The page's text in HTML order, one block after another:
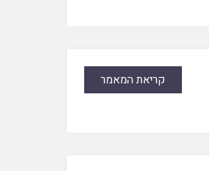
קריאת המאמר